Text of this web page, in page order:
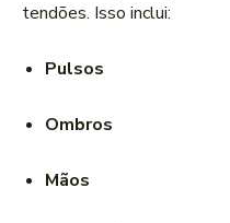
tendões. Isso inclui:
Pulsos
Ombros
Mãos